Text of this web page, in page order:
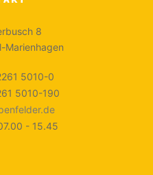
8
Marienhagen
5010-0
5010-190
- 15.45